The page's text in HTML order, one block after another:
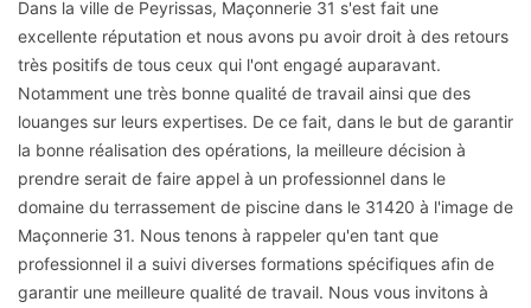
Dans la ville de Peyrissas, Maçonnerie 31 s'est fait une
excellente réputation et nous avons pu avoir droit à des retours
très positifs de tous ceux qui l'ont engagé auparavant.
Notamment une très bonne qualité de travail ainsi que des
louanges sur leurs expertises. De ce fait, dans le but de garantir
la bonne réalisation des opérations, la meilleure décision à
prendre serait de faire appel à un professionnel dans le
domaine du terrassement de piscine dans le 31420 à l'image de
Maçonnerie 31. Nous tenons à rappeler qu'en tant que
professionnel il a suivi diverses formations spécifiques afin de
garantir une meilleure qualité de travail. Nous vous invitons à